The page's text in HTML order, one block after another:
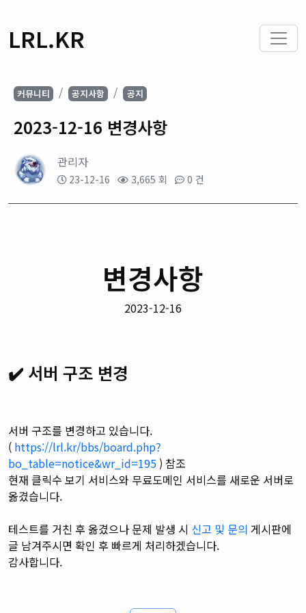
LRL.KR
커뮤니티 공지사항 공지
2023-12-16 변경사항
관리자
23-12-16 3,665 회 0 건
변경사항
2023-12-16
✔️ 서버 구조 변경
서버 구조를 변경하고 있습니다.
( https://lrl.kr/bbs/board.php?
bo_table=notice&wr_id=195) 참조
현재 클릭수 보기 서비스와 무료도메인 서비스를 새로운 서버로
옮겼습니다.
테스트를 거친 후 옮겼으나 문제 발생 시 신고 및 문의 게시판에
글 남겨주시면 확인 후 빠르게 처리하겠습니다.
감사합니다.